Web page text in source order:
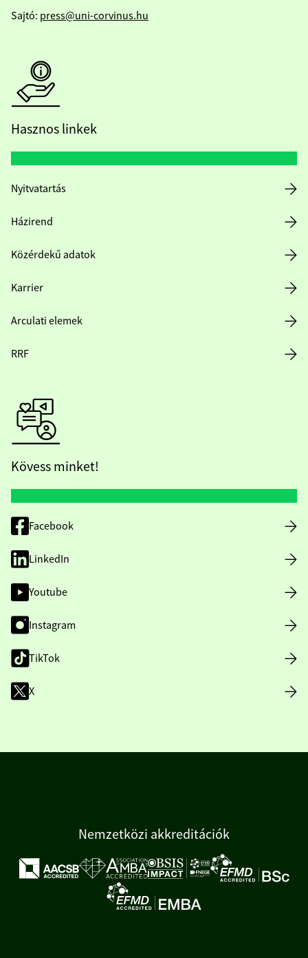
Sajtó: press@uni-corvinus.hu
Hasznos linkek
Nyitvatartás
Házirend
Közérdekű adatok
Karrier
Arculati elemek
RRF
Kövess minket!
Facebook
LinkedIn
Youtube
Instagram
TikTok
X
Nemzetközi akkreditációk